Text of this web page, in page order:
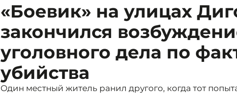
«Боевик» на улицах
закончился
уголовного дела по
убийства
Один местный житель ранил другого, когда тот